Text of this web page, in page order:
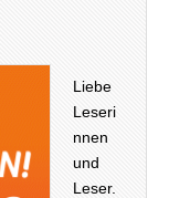
Liebe
Leseri
nnen
und
Leser.